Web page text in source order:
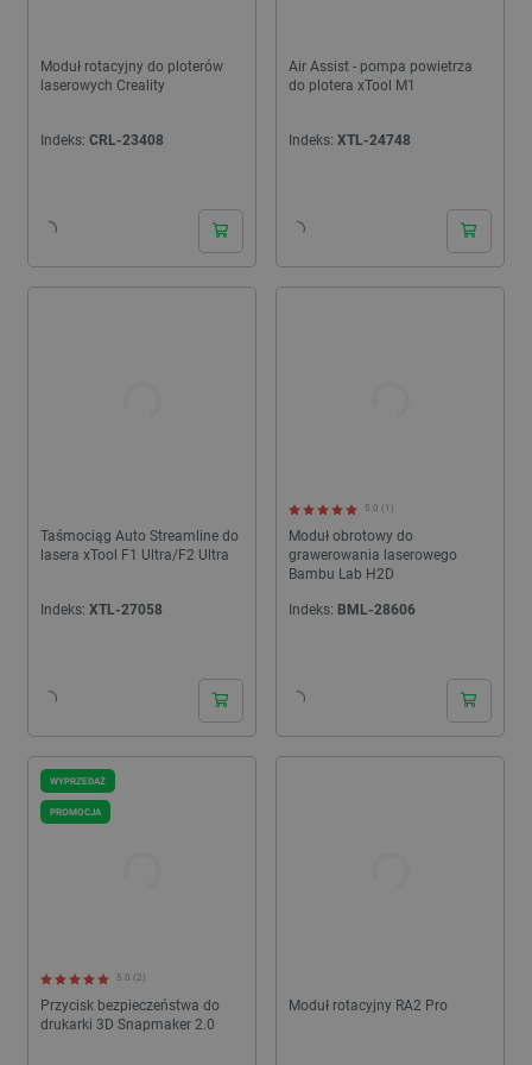
Moduł rotacyjny do ploterów
laserowych Creality
Indeks: CRL-23408
Air Assist - pompa powietrza
do plotera xTool M1
Indeks: XTL-24748
Taśmociąg Auto Streamline do
lasera xTool F1 Ultra/F2 Ultra
Indeks: XTL-27058
Moduł obrotowy do
grawerowania laserowego
Bambu Lab H2D
5.0 (1)
Indeks: BML-28606
Przycisk bezpieczeństwa do
drukarki 3D Snapmaker 2.0
5.0 (2)
WYPRZEDAŻ
PROMOCJA
Moduł rotacyjny RA2 Pro